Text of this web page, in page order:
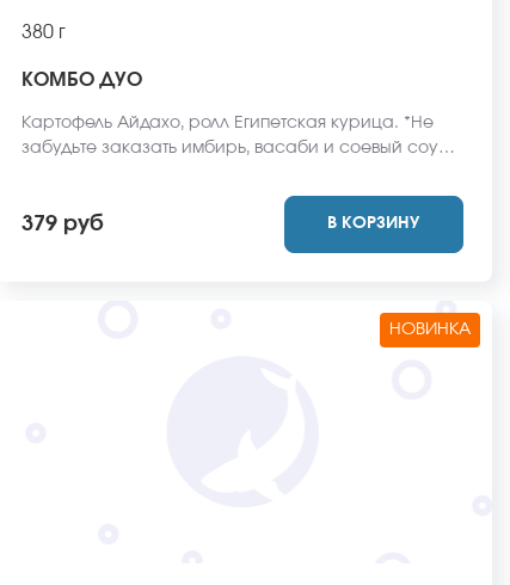
380 г
КОМБО ДУО
Картофель Айдахо, ролл Египетская курица. *Не
забудьте заказать имбирь, васаби и соевый соус.
блюда может отличаться от фото на сайте.
379 руб В КОРЗИНУ
НОВИНКА